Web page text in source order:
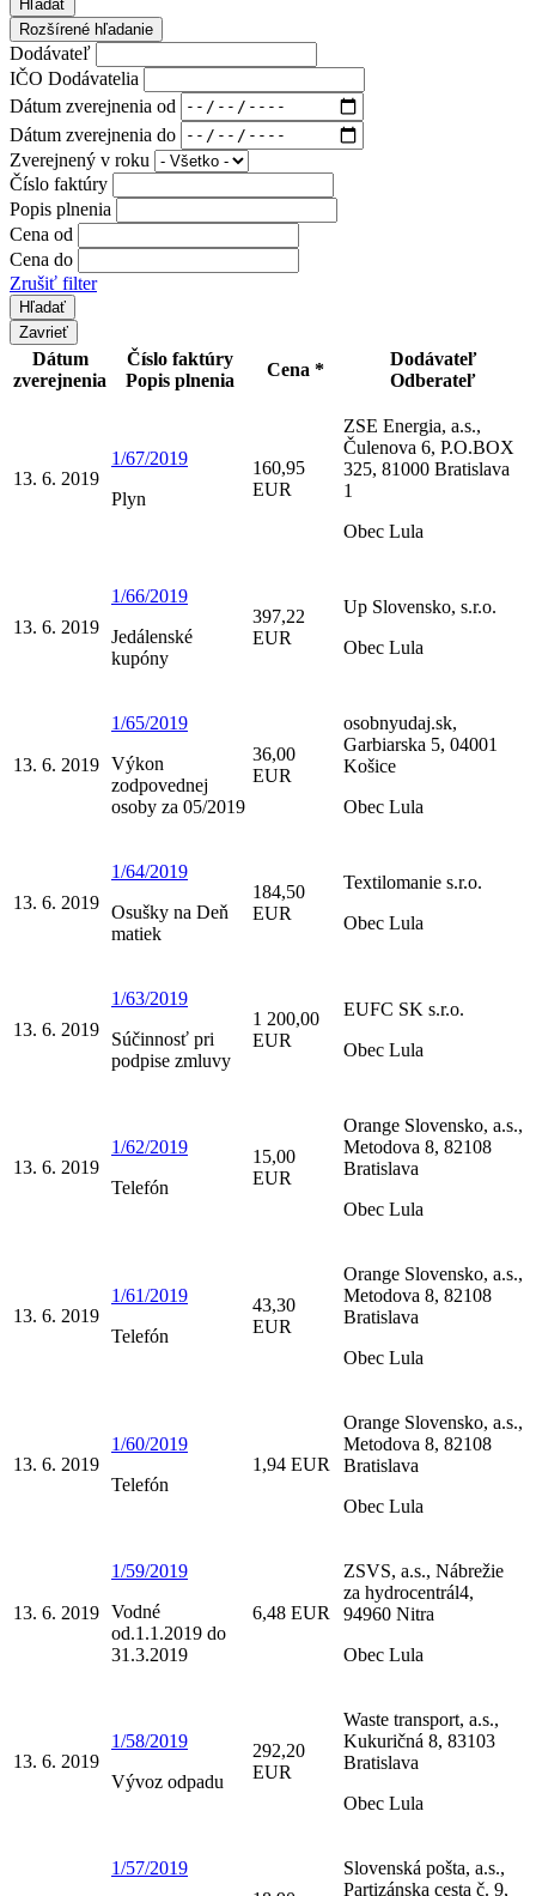
Hľadať
Rozšírené hľadanie
Dodávateľ
IČO Dodávatelia
Dátum zverejnenia od
Dátum zverejnenia do
Zverejnený v roku
Číslo faktúry
Popis plnenia
Cena od
Cena do
Zrušiť filter
Zavrieť
Dátum
zverejnenia
Číslo faktúry
Popis plnenia
Cena *
Dodávateľ
Odberateľ
13. 6. 2019
1/67/2019
Plyn
160,95
EUR
ZSE Energia, a.s.,
Čulenova 6, P.O.BOX
325, 81000 Bratislava
1
Obec Lula
13. 6. 2019
1/66/2019
Jedálenské
kupóny
397,22
EUR
Up Slovensko, s.r.o.
Obec Lula
13. 6. 2019
1/65/2019
Výkon
zodpovednej
osoby za 05/2019
36,00
EUR
osobnyudaj.sk,
Garbiarska 5, 04001
Košice
Obec Lula
13. 6. 2019
1/64/2019
Osušky na Deň
matiek
184,50
EUR
Textilomanie s.r.o.
Obec Lula
13. 6. 2019
1/63/2019
Súčinnosť pri
podpise zmluvy
1 200,00
EUR
EUFC SK s.r.o.
Obec Lula
13. 6. 2019
1/62/2019
Telefón
15,00
EUR
Orange Slovensko, a.s.,
Metodova 8, 82108
Bratislava
Obec Lula
13. 6. 2019
1/61/2019
Telefón
43,30
EUR
Orange Slovensko, a.s.,
Metodova 8, 82108
Bratislava
Obec Lula
13. 6. 2019
1/60/2019
Telefón
1,94 EUR
Orange Slovensko, a.s.,
Metodova 8, 82108
Bratislava
Obec Lula
13. 6. 2019
1/59/2019
Vodné
od.1.1.2019 do
31.3.2019
6,48 EUR
ZSVS, a.s., Nábrežie
za hydrocentrál4,
94960 Nitra
Obec Lula
13. 6. 2019
1/58/2019
Vývoz odpadu
292,20
EUR
Waste transport, a.s.,
Kukuričná 8, 83103
Bratislava
Obec Lula
1/57/2019
Slovenská pošta, a.s.,
Partizánska cesta č. 9,